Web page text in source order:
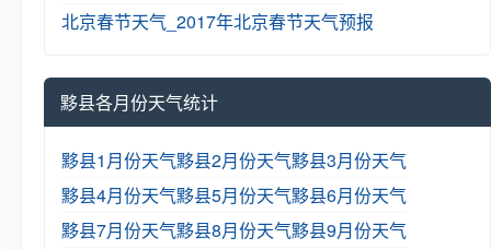
北京春节天气_2017年北京春节天气预报
黟县各月份天气统计
黟县1月份天气黟县2月份天气黟县3月份天气
黟县4月份天气黟县5月份天气黟县6月份天气
黟县7月份天气黟县8月份天气黟县9月份天气